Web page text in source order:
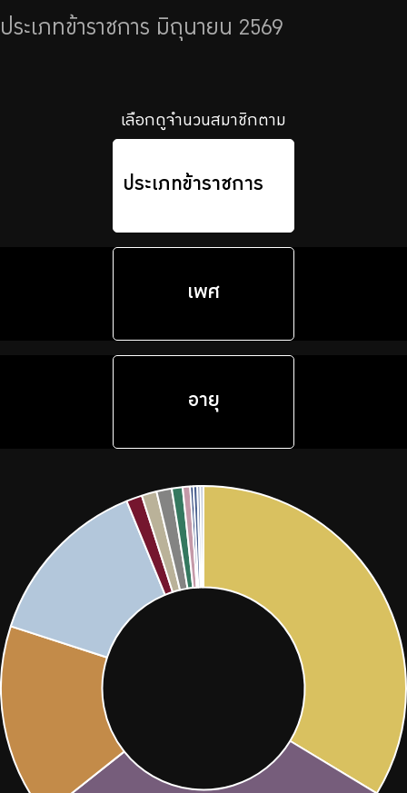
จัดซื้อจัดจ้าง
ประเภทข้าราชการ มิถุนายน 2569
เลือกดูจำนวนสมาชิกตาม
ประเภทข้าราชการ
เพศ
อายุ